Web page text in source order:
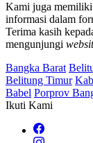
Kami juga memiliki
informasi dalam
Terima kasih
mengunjungi
Bangka Barat
Belitung Timur
Babel Porprov
Ikuti Kami